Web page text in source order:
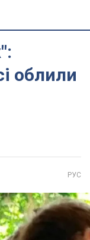
облили
РУС